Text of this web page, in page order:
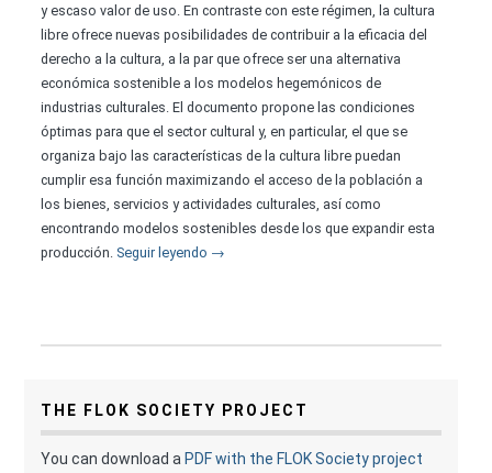
y escaso valor de uso. En contraste con este régimen, la cultura
libre ofrece nuevas posibilidades de contribuir a la eficacia del
derecho a la cultura, a la par que ofrece ser una alternativa
económica sostenible a los modelos hegemónicos de
industrias culturales. El documento propone las condiciones
óptimas para que el sector cultural y, en particular, el que se
organiza bajo las características de la cultura libre puedan
cumplir esa función maximizando el acceso de la población a
los bienes, servicios y actividades culturales, así como
encontrando modelos sostenibles desde los que expandir esta
producción. Seguir leyendo →
THE FLOK SOCIETY PROJECT
You can download a PDF with the FLOK Society project